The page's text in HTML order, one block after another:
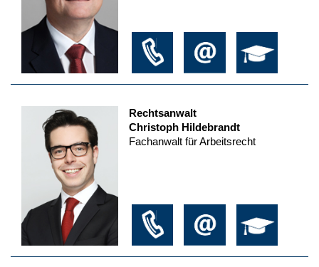
Rechtsanwalt
Christoph Hildebrandt
Fachanwalt für Arbeitsrecht